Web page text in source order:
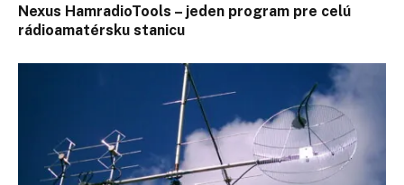
Nexus HamradioTools – jeden program pre celú
rádioamatérsku stanicu